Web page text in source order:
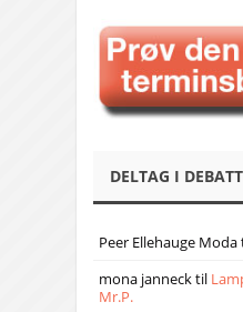
DELTAG I
Peer Ellehauge Moda
mona jannecktil
Mr.P.